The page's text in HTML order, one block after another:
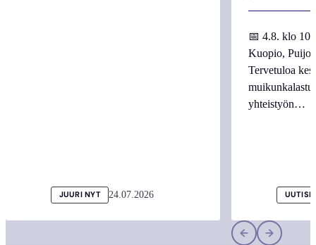
JUURI NYT 24.07.2026
📅 4.8. klo
Kuopio,
Tervetuloa
yhteistyön…